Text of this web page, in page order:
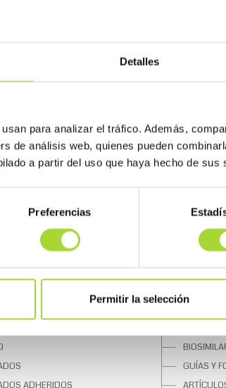
Detalles
para analizar el tráfico. Además,
de análisis web, quienes pueden
a partir del uso que haya hecho de sus
Preferencias
Permitir la selección
ADHERIDOS
SOBRE LOS
GUÍAS Y